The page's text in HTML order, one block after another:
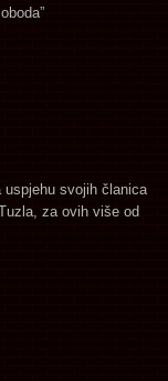
uspjehu svojih članica
za ovih više od